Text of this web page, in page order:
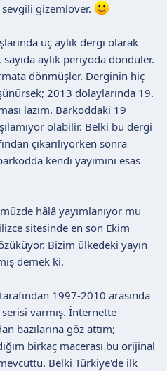
sevgili gizemlover.
üç aylık dergi olarak
sayıda aylık periyoda döndüler.
dönmüşler. Derginin hiç
2013 dolaylarında 19.
lazım. Barkoddaki 19
olabilir. Belki bu dergi
çıkarılıyorken sonra
kendi yayımını esas
hâlâ yayımlanıyor mu
sitesinde en son Ekim
Bizim ülkedeki yayın
demek ki.
1997-2010 arasında
varmış. İnternette
bazılarına göz attım;
birkaç macerası bu orijinal
Belki Türkiye'de ilk